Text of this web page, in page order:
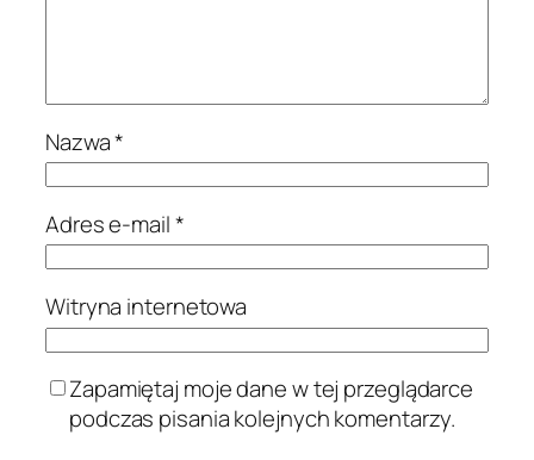
Nazwa*
Adres e-mail*
Witryna internetowa
Zapamiętaj moje dane w tej przeglądarce
podczas pisania kolejnych komentarzy.